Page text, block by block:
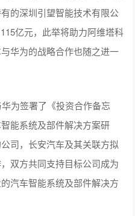
的深圳引望智能技术有限公
亿元，此举将助力阿维塔科
华为的战略合作也随之进一
为签署了《投资合作备忘
能系统及部件解决方案研
司，长安汽车及其关联方拟
双方共同支持目标公司成为
汽车智能系统及部件解决方